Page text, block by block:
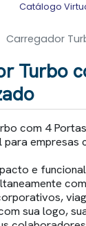
Catálogo
Carregador
Turbo
com 4
empresas
e
sua logo,